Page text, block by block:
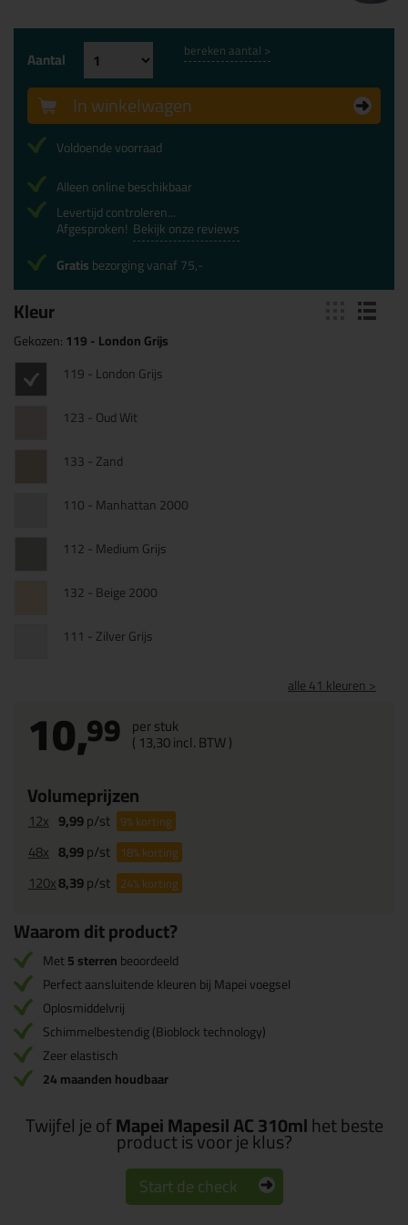
Kleur
Gekozen:119 - London Grijs
119 - London Grijs
123 - Oud Wit
133 - Zand
110 - Manhattan 2000
112 - Medium Grijs
132 - Beige 2000
111 - Zilver Grijs
alle 41 kleuren >
10,99 per stuk
( 13,30incl. BTW )
Volumeprijzen
12x 9,99p/st 9%korting
48x 8,99p/st 18%korting
120x8,39p/st 24%korting
Aantal bereken aantal >
In winkelwagen
Voldoende voorraad
Alleen online beschikbaar
Levertijd controleren...
Afgesproken! Bekijk onze reviews
Gratisbezorging vanaf 75,-
Waarom dit product?
Met5 sterrenbeoordeeld
Perfect aansluitende kleuren bij Mapei voegsel
Oplosmiddelvrij
Schimmelbestendig (Bioblock technology)
Zeer elastisch
24 maanden houdbaar
Twijfel je ofMapei Mapesil AC 310mlhet beste
product is voor je klus?
Start de check